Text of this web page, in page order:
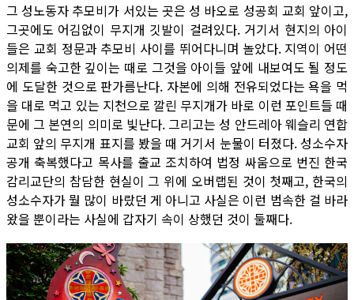
그 성노동자 추모비가 서있는 곳은 성 바오로 성공회 교회 앞이고,
그곳에도 어김없이 무지개 깃발이 걸려있다. 거기서 현지의 아이
들은 교회 정문과 추모비 사이를 뛰어다니며 놀았다. 지역이 어떤
의제를 숙고한 깊이는 때로 그것을 아이들 앞에 내보여도 될 정도
에 도달한 것으로 판가름난다. 자본에 의해 전유되었다는 욕을 먹
을 대로 먹고 있는 지천으로 깔린 무지개가 바로 이런 포인트들 때
문에 그 본연의 의미로 빛난다. 그리고는 성 안드레아 웨슬리 연합
교회 앞의 무지개 표지를 봤을 때 거기서 눈물이 터졌다. 성소수자
공개 축복했다고 목사를 출교 조치하여 법정 싸움으로 번진 한국
감리교단의 참담한 현실이 그 위에 오버랩된 것이 첫째고, 한국의
성소수자가 뭘 많이 바랐던 게 아니고 사실은 이런 범속한 걸 바라
왔을 뿐이라는 사실에 갑자기 속이 상했던 것이 둘째다.